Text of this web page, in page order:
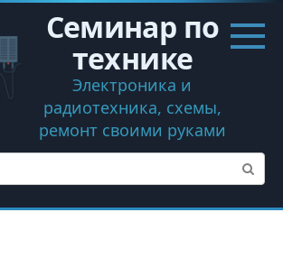
Семинар по
технике
Электроника и
радиотехника, схемы,
ремонт своими руками